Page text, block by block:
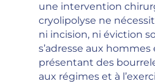
une intervention
cryolipolyse ne
ni incision, ni éviction
s’adresse aux
présentant des
aux régimes et à